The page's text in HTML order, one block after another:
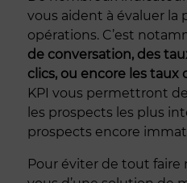
vous aident à évaluer la
opérations. C’est
de conversation, des
clics, ou encore les taux
KPI vous permettront
les prospects les plus
prospects encore
Pour éviter de tout